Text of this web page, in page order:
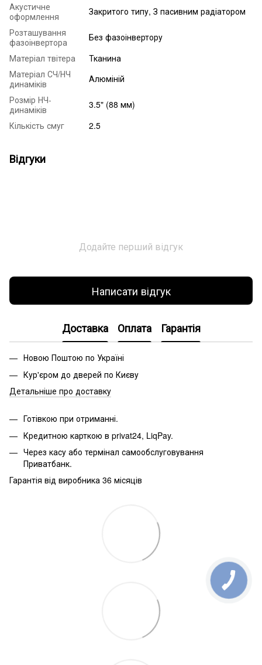
Акустичне
оформлення
Закритого типу, З пасивним радіатором
Розташування
фазоінвертора
Без фазоінвертору
Матеріал твітера
Тканина
Матеріал СЧ/НЧ
динаміків
Алюміній
Розмір НЧ-
динаміків
3.5" (88 мм)
Кількість смуг
2.5
Відгуки
Додайте перший відгук
Написати відгук
Доставка Оплата Гарантія
Новою Поштою по Україні
Кур'єром до дверей по Києву
Детальніше про доставку
Готівкою при отриманні.
Кредитною карткою в privat24, LiqPay.
Через касу або термінал самообслуговування
Приватбанк.
Гарантія від виробника 36 місяців